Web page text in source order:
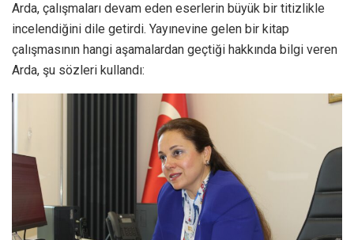
Arda, çalışmaları devam eden eserlerin büyük bir titizlikle
incelendiğini dile getirdi. Yayınevine gelen bir kitap
çalışmasının hangi aşamalardan geçtiği hakkında bilgi veren
Arda, şu sözleri kullandı: